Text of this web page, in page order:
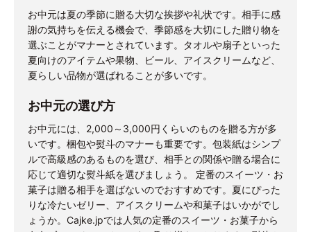
お中元は夏の季節に贈る大切な挨拶や礼状です。相手に感
謝の気持ちを伝える機会で、季節感を大切にした贈り物を
選ぶことがマナーとされています。タオルや扇子といった
夏向けのアイテムや果物、ビール、アイスクリームなど、
夏らしい品物が選ばれることが多いです。
お中元の選び方
お中元には、2,000～3,000円くらいのものを贈る方が多
いです。梱包や熨斗のマナーも重要です。包装紙はシンプ
ルで高級感のあるものを選び、相手との関係や贈る場合に
応じて適切な熨斗紙を選びましょう。 定番のスイーツ・お
菓子は贈る相手を選ばないのでおすすめです。夏にぴった
りな冷たいゼリー、アイスクリームや和菓子はいかがでし
ょうか。Cajke.jpでは人気の定番のスイーツ・お菓子から